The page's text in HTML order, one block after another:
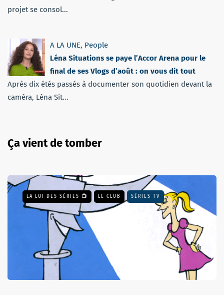
projet se consol...
A LA UNE, People
Léna Situations se paye l’Accor Arena pour le
final de ses Vlogs d’août : on vous dit tout
Après dix étés passés à documenter son quotidien devant la
caméra, Léna Sit...
Ça vient de tomber
LA LOI DES SÉRIES 📺 LE CLUB SÉRIES TV